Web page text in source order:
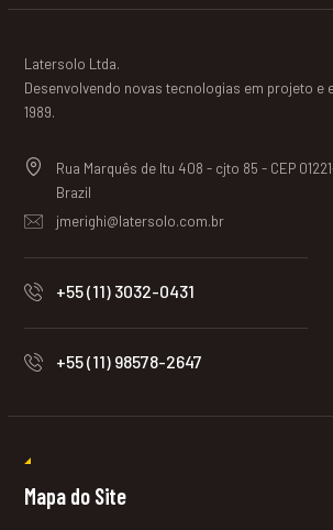
Latersolo Ltda.
Desenvolvendo novas tecnologias em projeto e
1989.
Rua Marquês de Itu 408 - cjto 85 - CEP
Brazil
jmerighi@latersolo.com.br
+55 (11) 3032-0431
+55 (11) 98578-2647
Mapa do Site